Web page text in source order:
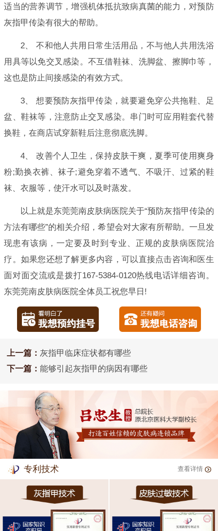
适当的营养调节，增强机体抵抗致病真菌的能力，对预防
灰指甲传染有很大的帮助。
2、 不和他人共用日常生活用品，不与他人共用洗浴
用具等以免交叉感染。不互借鞋袜、洗脚盆、擦脚巾等，
这也是防止间接感染的有效方式。
3、 想要预防灰指甲传染，就要避免穿公共拖鞋、足
盆、鞋袜等，注意防止交叉感染。串门时可应用鞋套代替
换鞋，在商店试穿新鞋后注意彻底洗脚。
4、 改善个人卫生，保持皮肤干爽，夏季可使用爽身
粉;勤换衣裤、袜子;避免穿着不透气、不吸汗、过紧的鞋
袜、衣服等，使汗水可以及时蒸发。
以上就是东莞莞南皮肤病医院关于“预防灰指甲传染的
方法有哪些”的相关介绍，希望会对大家有所帮助。一旦发
现患有该病，一定要及时到专业、正规的皮肤病医院治
疗。如果您还想了解更多内容，可以直接点击咨询和医生
面对面交流或是拨打167-5384-0120热线电话详细咨询。
东莞莞南皮肤病医院全体员工祝您早日!
上一篇： 灰指甲临床症状都有哪些
下一篇： 能够引起灰指甲的病因有哪些
专利技术 查看详情